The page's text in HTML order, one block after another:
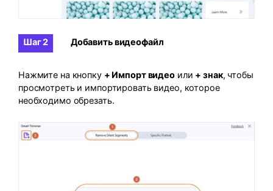
Шаг 2 Добавить видеофайл
Нажмите на кнопку + Импорт видеоили + знак, чтобы
просмотреть и импортировать видео, которое
необходимо обрезать.